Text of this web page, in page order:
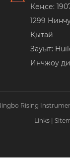
Кеңсе:
1299
Қытай
Зауыт:
Инчжоу
Rising
Links